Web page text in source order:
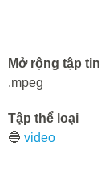
Mở rộng tập tin
.mpeg
Tập thể loại
🔵 video